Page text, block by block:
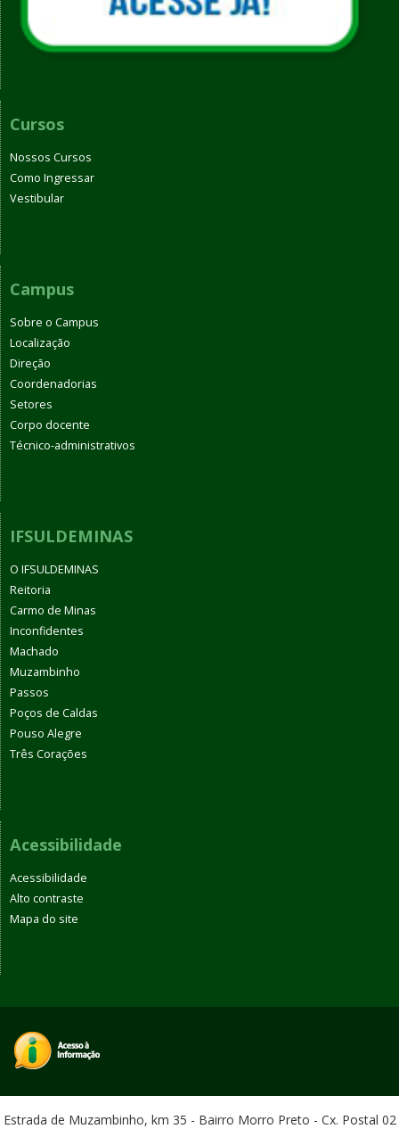
Cursos
Nossos Cursos
Como Ingressar
Vestibular
Campus
Sobre o Campus
Localização
Direção
Coordenadorias
Setores
Corpo docente
Técnico-administrativos
IFSULDEMINAS
O IFSULDEMINAS
Reitoria
Carmo de Minas
Inconfidentes
Machado
Muzambinho
Passos
Poços de Caldas
Pouso Alegre
Três Corações
Acessibilidade
Acessibilidade
Alto contraste
Mapa do site
Estrada de Muzambinho, km 35 - Bairro Morro Preto - Cx. Postal 02